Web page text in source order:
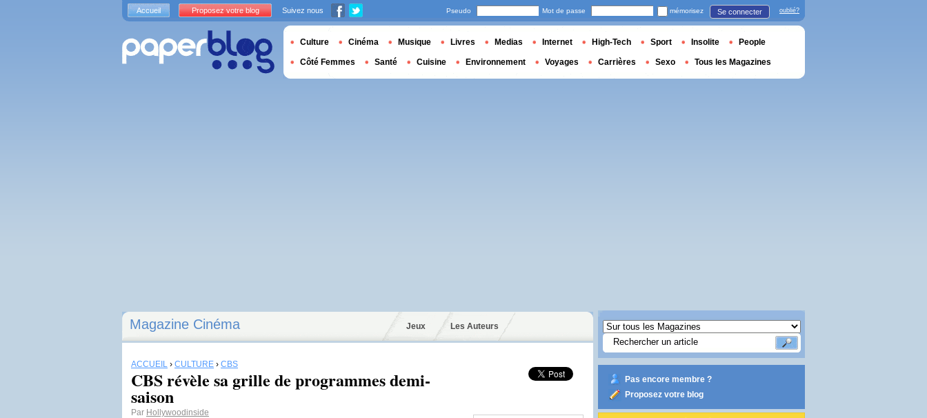
Magazine Cinéma Jeux Les Auteurs
ACCUEIL › CULTURE › CBS
CBS révèle sa grille de programmes demi-
saison
Par Hollywoodinside
Pas encore membre ?
Proposez votre blog
Accueil Proposez votre blog Suivez nous Pseudo Mot de passe mémorisez Se connecter oublié?
Culture Cinéma Musique Livres Medias Internet High-Tech Sport Insolite People
Côté Femmes Santé Cuisine Environnement Voyages Carrières Sexo Tous les Magazines